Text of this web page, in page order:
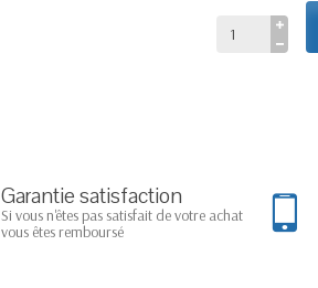
Garantie satisfaction
Si vous n'êtes pas satisfait de votre achat
vous êtes remboursé